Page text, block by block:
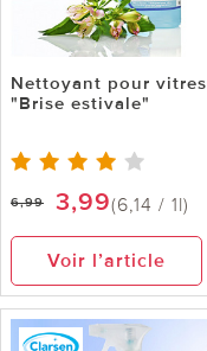
Nettoyant pour vitres
"Brise estivale"
6,99 3,99(6,14 / 1l)
Voir l’article